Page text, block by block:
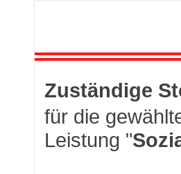
Zuständige
für die
Leistung "